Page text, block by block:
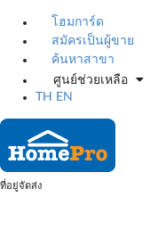
โฮมการ์ด
สมัครเป็นผู้ขาย
ค้นหาสาขา
ศูนย์ช่วยเหลือ
TH
EN
ที่อยู่จัดส่ง